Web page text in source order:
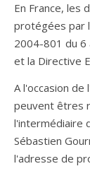
En France, les
protégées par
2004-801 du 6
et la Directive
A l'occasion de
peuvent êtres
l'intermédiaire
Sébastien
l'adresse de